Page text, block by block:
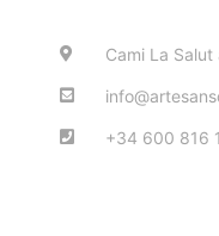
Cami La Salut
+34 600 816